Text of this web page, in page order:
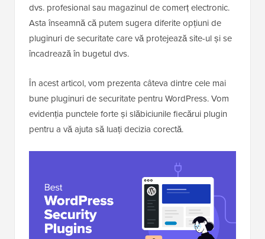
dvs. profesional sau magazinul de comerț electronic.
Asta înseamnă că putem sugera diferite opțiuni de
pluginuri de securitate care vă protejează site-ul și se
încadrează în bugetul dvs.
În acest articol, vom prezenta câteva dintre cele mai
bune pluginuri de securitate pentru WordPress. Vom
evidenția punctele forte și slăbiciunile fiecărui plugin
pentru a vă ajuta să luați decizia corectă.